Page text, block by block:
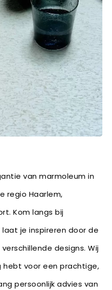
van marmoleum in
regio Haarlem,
Kom langs bij
laat je inspireren door de
designs. Wij
hebt voor een prachtige,
persoonlijk advies van